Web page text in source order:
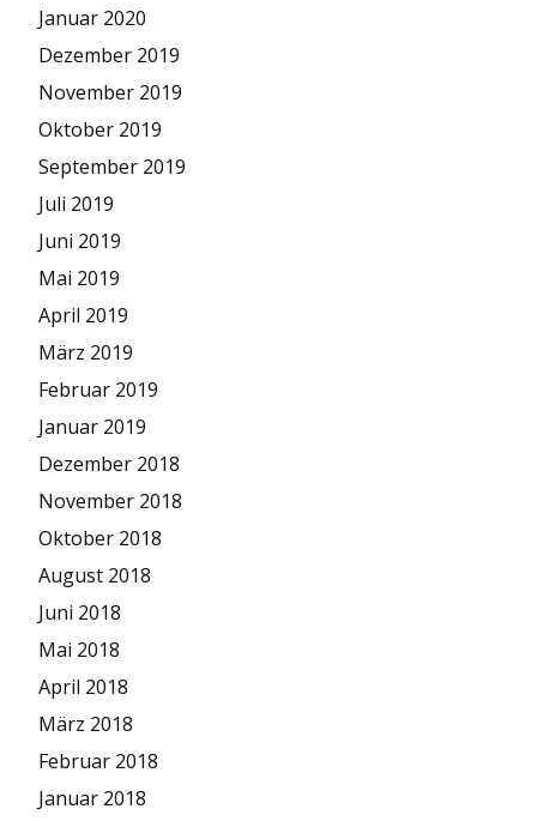
Januar 2020
Dezember 2019
November 2019
Oktober 2019
September 2019
Juli 2019
Juni 2019
Mai 2019
April 2019
März 2019
Februar 2019
Januar 2019
Dezember 2018
November 2018
Oktober 2018
August 2018
Juni 2018
Mai 2018
April 2018
März 2018
Februar 2018
Januar 2018